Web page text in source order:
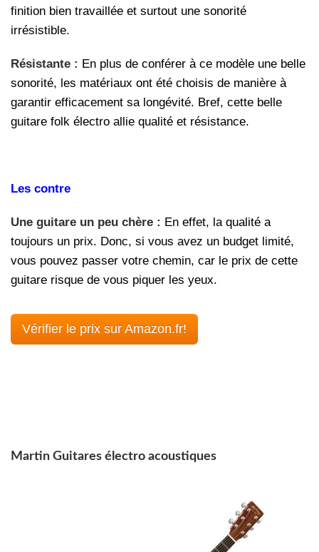
finition bien travaillée et surtout une sonorité
irrésistible.
Résistante : En plus de conférer à ce modèle une belle
sonorité, les matériaux ont été choisis de manière à
garantir efficacement sa longévité. Bref, cette belle
guitare folk électro allie qualité et résistance.
Les contre
Une guitare un peu chère : En effet, la qualité a
toujours un prix. Donc, si vous avez un budget limité,
vous pouvez passer votre chemin, car le prix de cette
guitare risque de vous piquer les yeux.
Vérifier le prix sur Amazon.fr!
Martin Guitares électro acoustiques